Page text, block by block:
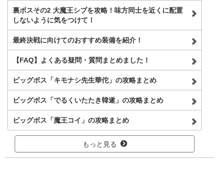
裏ボスその2 大魔王シブを攻略！味方同士を近くに配置
しないように気をつけて！
最終決戦に向けてのおすすめ装備を紹介！
【FAQ】よくある疑問・質問まとめました！
ビッグボス「キモナシ先生華佗」の攻略まとめ
ビッグボス「でるくいたたき韓遂」の攻略まとめ
ビッグボス「魔王コイ」の攻略まとめ
もっと見る